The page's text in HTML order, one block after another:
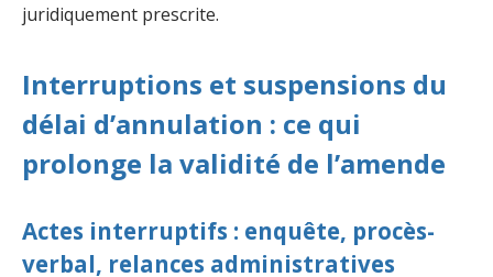
juridiquement prescrite.
Interruptions et suspensions du
délai d’annulation : ce qui
prolonge la validité de l’amende
Actes interruptifs : enquête, procès-
verbal, relances administratives